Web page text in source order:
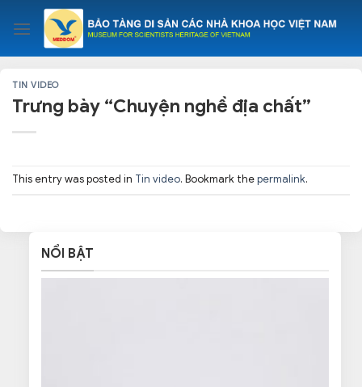
content
TIN VIDEO
Trưng bày “Chuyện nghề địa chất”
This entry was posted in Tin video. Bookmark thepermalink.
NỔI BẬT